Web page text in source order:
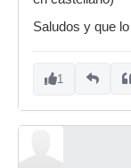
Saludos y que
1